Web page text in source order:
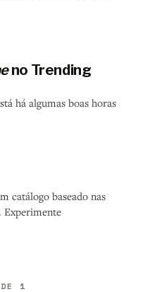
no Trending
há algumas boas horas
catálogo baseado nas
Experimente
1